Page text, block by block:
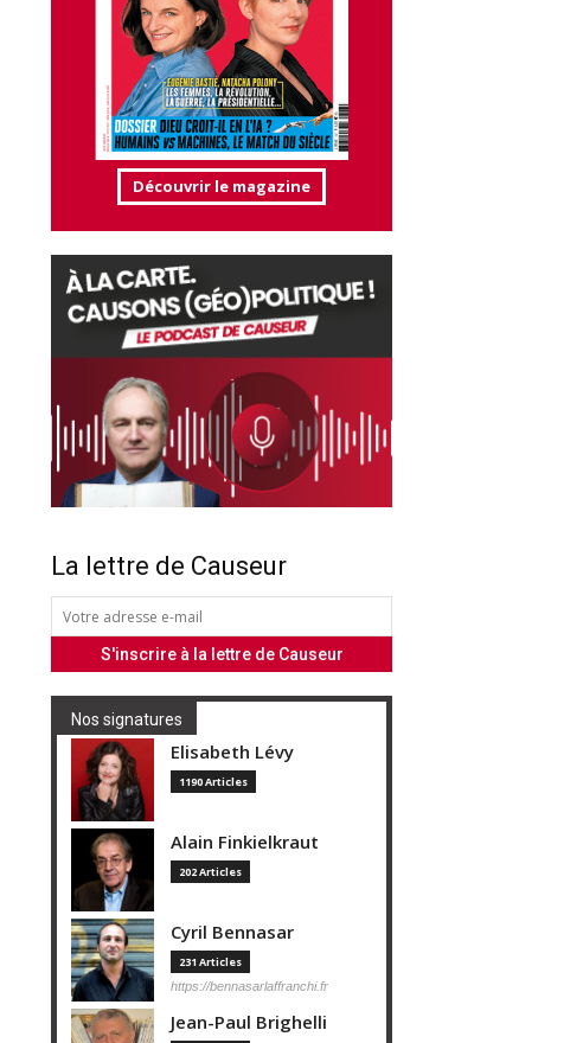
Découvrir le magazine
La lettre de Causeur
Nos signatures
Elisabeth Lévy
1190 Articles
Alain Finkielkraut
202 Articles
Cyril Bennasar
231 Articles
https://bennasarlaffranchi.fr
Jean-Paul Brighelli